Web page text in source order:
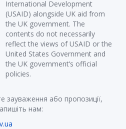
International Development
(USAID) alongside UK aid from
the UK government. The
contents do not necessarily
reflect the views of USAID or the
United States Government and
the UK government’s official
policies.
зауваження або пропозиції,
нам: